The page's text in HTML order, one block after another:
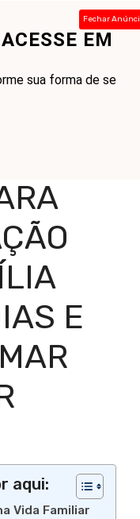
EM
sua forma de se
Fechar
Menu
e Transformar
E
aqui:
Vida Familiar